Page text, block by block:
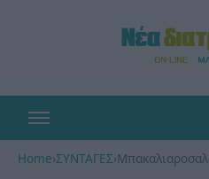
Home›ΣΥΝΤΑΓΕΣ›